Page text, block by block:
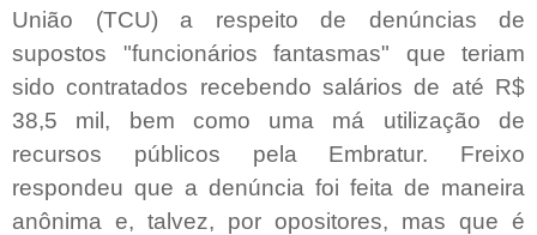
União (TCU) a respeito de denúncias de
supostos "funcionários fantasmas" que teriam
sido contratados recebendo salários de até R$
38,5 mil, bem como uma má utilização de
recursos públicos pela Embratur. Freixo
respondeu que a denúncia foi feita de maneira
anônima e, talvez, por opositores, mas que é